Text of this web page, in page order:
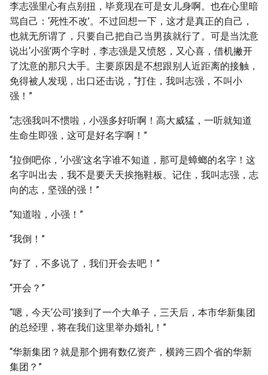
李志强里心有点别扭，毕竟现在可是女儿身啊。也在心里暗
骂自己：‘死性不改’。不过回想一下，这才是真正的自己，
也就无所谓了，只要自己把自己当男孩就行了。可是当沈意
说出‘小强’两个字时，李志强是又愤怒，又心喜，借机撇开
了沈意的那只大手。主要原因是不想跟别人近距离的接触，
免得被人发现，出口还击说，“打住，我叫志强，不叫小
强！”
“志强我叫不惯啦，小强多好听啊！高大威猛，一听就知道
生命生即强，这可是好名字啊！”
“拉倒吧你，‘小强’这名字谁不知道，那可是蟑螂的名字！这
名字叫出去，我不是要天天挨拖鞋板。记住，我叫志强，志
向的志，坚强的强！”
“知道啦，小强！”
“我倒！”
“好了，不多说了，我们开会去吧！”
“开会？”
“嗯，今天‘公司’接到了一个大单子，三天后，本市华新集团
的总经理，将在我们这里举办婚礼！”
“华新集团？就是那个拥有数亿资产，横跨三四个省的华新
集团？”